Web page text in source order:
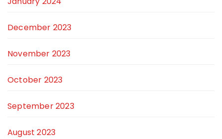
December 2023
November 2023
October 2023
September 2023
August 2023